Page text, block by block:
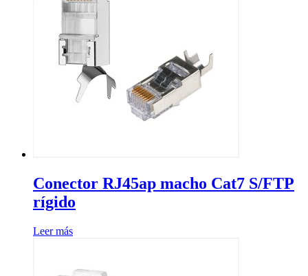
Conector RJ45ap macho Cat7 S/FTP
rígido
Leer más